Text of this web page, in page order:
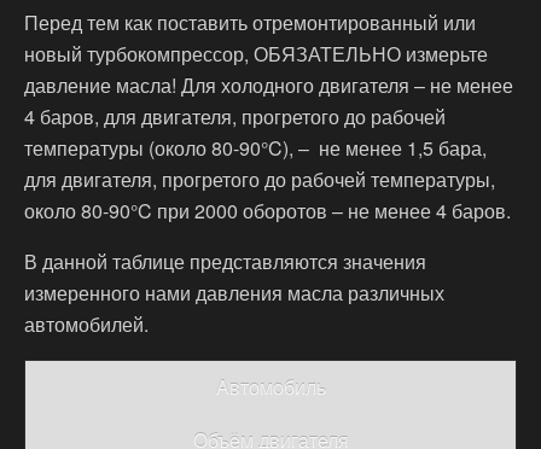
Перед тем как поставить отремонтированный или
новый турбокомпрессор, ОБЯЗАТЕЛЬНО измерьте
давление масла! Для холодного двигателя – не менее
4 баров, для двигателя, прогретого до рабочей
температуры (около 80-90°C), – не менее 1,5 бара,
для двигателя, прогретого до рабочей температуры,
около 80-90°C при 2000 оборотов – не менее 4 баров.
В данной таблице представляются значения
измеренного нами давления масла различных
автомобилей.
Автомобиль
Объём двигателя